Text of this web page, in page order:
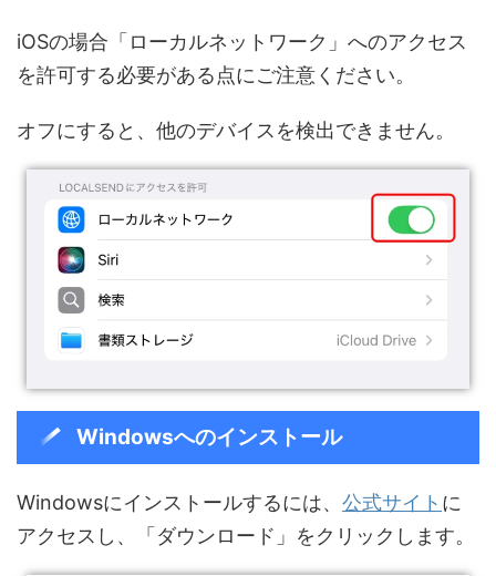
iOSの場合「ローカルネットワーク」へのアクセス
を許可する必要がある点にご注意ください。
オフにすると、他のデバイスを検出できません。
Windowsへのインストール
Windowsにインストールするには、 公式サイト に
アクセスし、「ダウンロード」をクリックします。